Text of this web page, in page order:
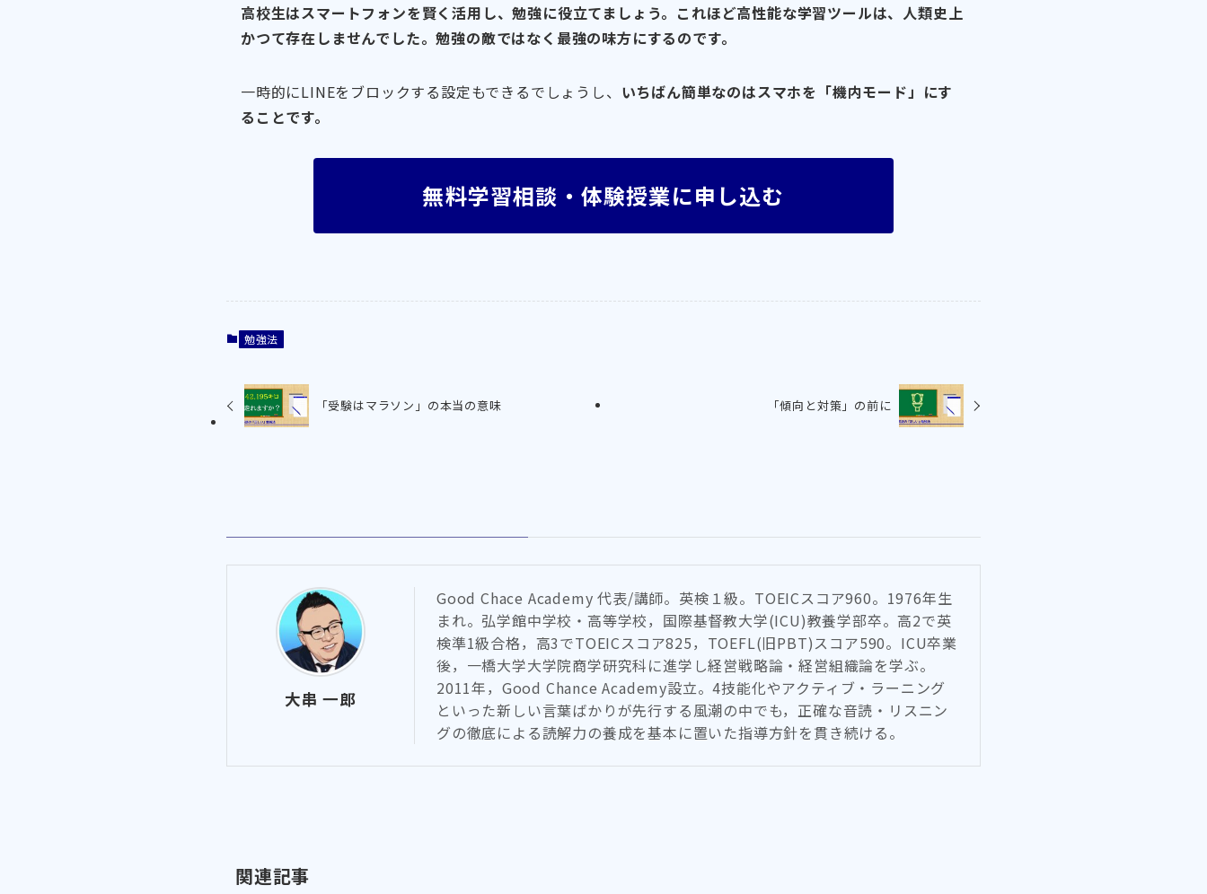
高校生はスマートフォンを賢く活用し、勉強に役立てましょう。これほど高性能な学習ツールは、人類史上
かつて存在しませんでした。勉強の敵ではなく最強の味方にするのです。
一時的にLINEをブロックする設定もできるでしょうし、 いちばん簡単なのはスマホを「機内モード」にす
ることです。
無料学習相談・体験授業に申し込む
勉強法
「受験はマラソン」の本当の意味 「傾向と対策」の前に
大串 一郎
Good Chace Academy 代表/講師。英検１級。TOEICスコア960。1976年生
まれ。弘学館中学校・高等学校，国際基督教大学(ICU)教養学部卒。高2で英
検準1級合格，高3でTOEICスコア825，TOEFL(旧PBT)スコア590。ICU卒業
後，一橋大学大学院商学研究科に進学し経営戦略論・経営組織論を学ぶ。
2011年，Good Chance Academy設立。4技能化やアクティブ・ラーニング
といった新しい言葉ばかりが先行する風潮の中でも，正確な音読・リスニン
グの徹底による読解力の養成を基本に置いた指導方針を貫き続ける。
関連記事